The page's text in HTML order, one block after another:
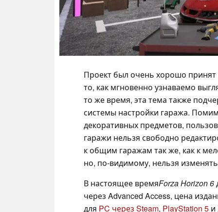
Проект был очень хорошо
то, как мгновенно узнаваемо
то же время, эта тема также
системы настройки гаража.
декоративных предметов,
гаражи нельзя свободно
к общим гаражам так же, как к
но, по-видимому, нельзя
В настоящее времяForza Horizon 6
через Advanced Access, цена
для PC через Steam, PlayStation 5 и